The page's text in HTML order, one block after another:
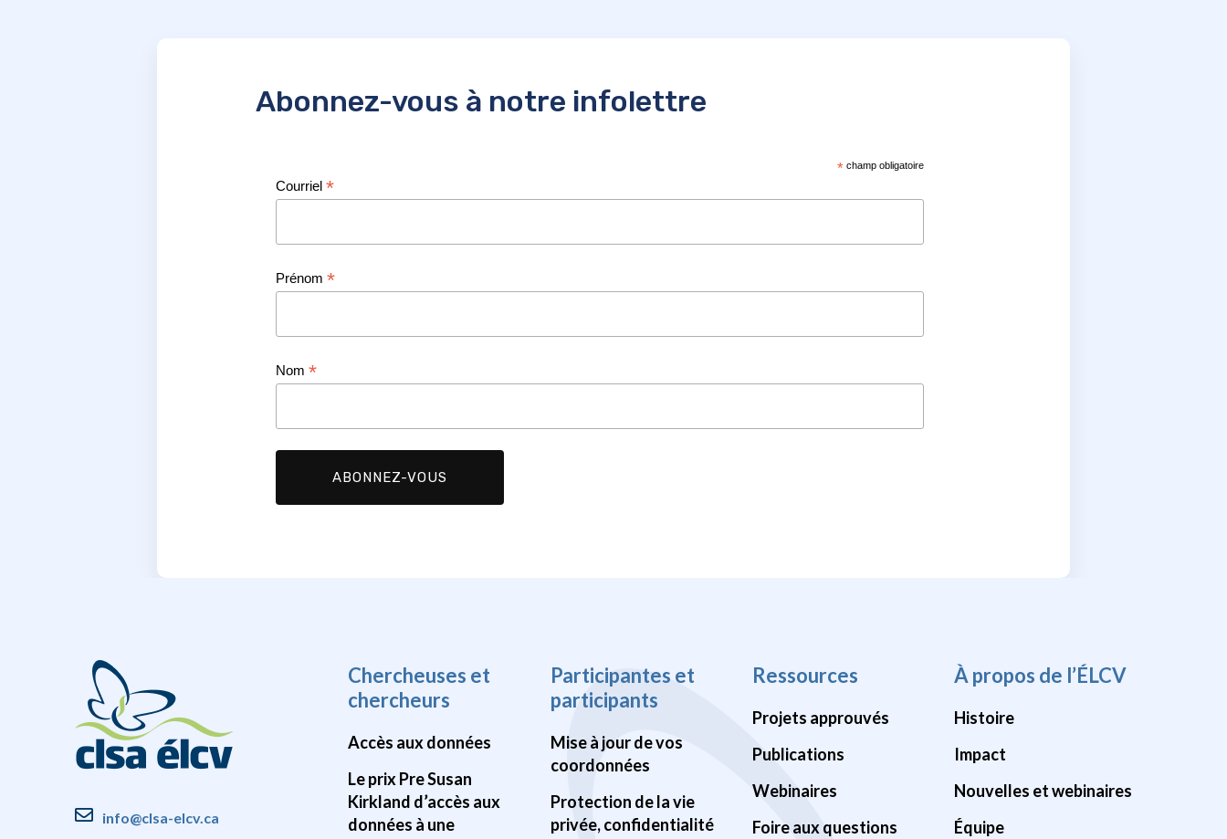
Abonnez-vous à notre infolettre
* champ obligatoire
Courriel *
Prénom *
Nom *
info@clsa-elcv.ca
Chercheuses et
chercheurs
Accès aux données
Le prix Pre Susan
Kirkland d’accès aux
données à une
Participantes et
participants
Mise à jour de vos
coordonnées
Protection de la vie
privée, confidentialité
Ressources
Projets approuvés
Publications
Webinaires
Foire aux questions
À propos de l’ÉLCV
Histoire
Impact
Nouvelles et webinaires
Équipe